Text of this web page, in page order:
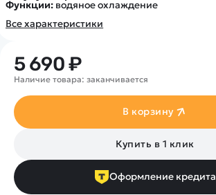
Функции: водяное охлаждение
Все характеристики
5 690 ₽
Наличие товара: заканчивается
В корзину
Купить в 1 клик
Оформление кредита